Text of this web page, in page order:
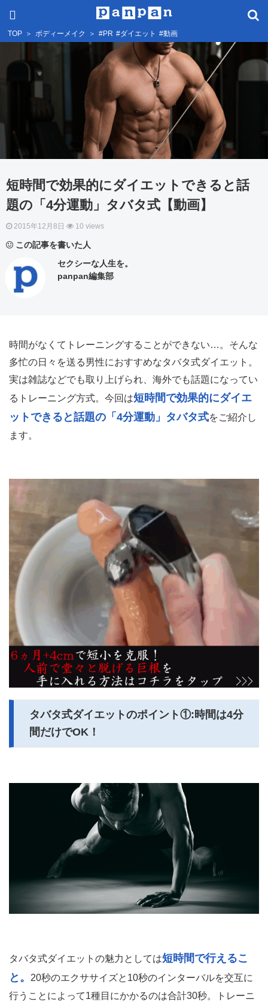
TOP ＞ ボディーメイク ＞ #PR #ダイエット #動画
短時間で効果的にダイエットできると話
題の「4分運動」タバタ式【動画】
2015年12月8日 10 views
この記事を書いた人
セクシーな人生を。
panpan編集部
時間がなくてトレーニングすることができない…。そんな
多忙の日々を送る男性におすすめなタバタ式ダイエット。
実は雑誌などでも取り上げられ、海外でも話題になってい
るトレーニング方式。今回は短時間で効果的にダイエ
ットできると話題の「4分運動」タバタ式をご紹介し
ます。
タバタ式ダイエットのポイント①:時間は4分
間だけでOK！
タバタ式ダイエットの魅力としては短時間で行えるこ
と。
20秒のエクササイズと10秒のインターバルを交互に
行うことによって1種目にかかるのは合計30秒。トレーニ